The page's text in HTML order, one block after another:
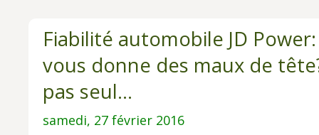
Fiabilité automobile JD
vous donne des maux de
pas seul...
samedi, 27 février 2016